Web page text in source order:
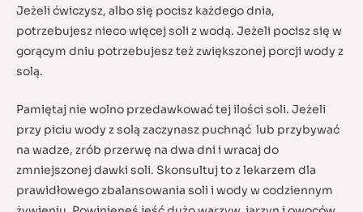
Jeżeli ćwiczysz, albo się pocisz każdego dnia,
potrzebujesz nieco więcej soli z wodą. Jeżeli pocisz się w
gorącym dniu potrzebujesz też zwiększonej porcji wody z
solą.
Pamiętaj nie wolno przedawkować tej ilości soli. Jeżeli
przy piciu wody z solą zaczynasz puchnąć lub przybywać
na wadze, zrób przerwę na dwa dni i wracaj do
zmniejszonej dawki soli. Skonsultuj to z lekarzem dla
prawidłowego zbalansowania soli i wody w codziennym